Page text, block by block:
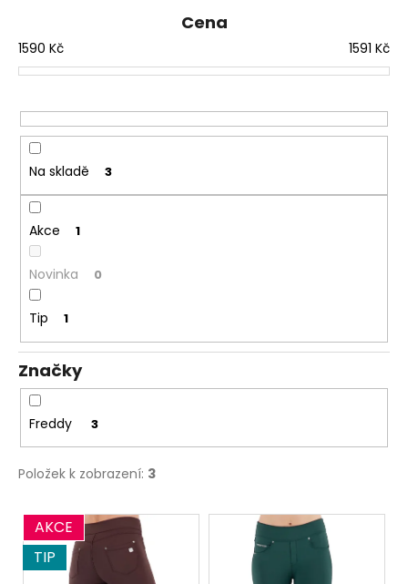
r
o
u
k
ů
Cena
1590 Kč 1591 Kč
Na skladě 3
Akce 1
Novinka 0
Tip 1
Značky
Freddy 3
Položek k zobrazení: 3
V
ý
p
AKCE
TIP
e
n
j
í
?
D
o
p
o
r
u
č
e
m